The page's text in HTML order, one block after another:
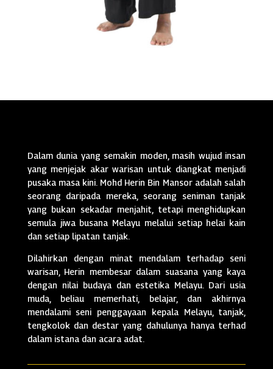
Dalam dunia yang semakin moden, masih wujud insan
yang menjejak akar warisan untuk diangkat menjadi
pusaka masa kini. Mohd Herin Bin Mansor adalah salah
seorang daripada mereka, seorang seniman tanjak
yang bukan sekadar menjahit, tetapi menghidupkan
semula jiwa busana Melayu melalui setiap helai kain
dan setiap lipatan tanjak.
Dilahirkan dengan minat mendalam terhadap seni
warisan, Herin membesar dalam suasana yang kaya
dengan nilai budaya dan estetika Melayu. Dari usia
muda, beliau memerhati, belajar, dan akhirnya
mendalami seni penggayaan kepala Melayu, tanjak,
tengkolok dan destar yang dahulunya hanya terhad
dalam istana dan acara adat.